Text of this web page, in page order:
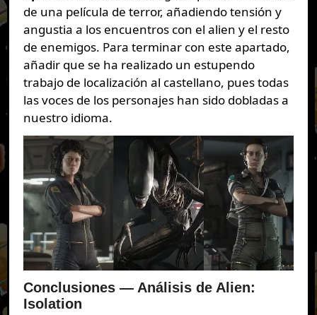
de una película de terror, añadiendo tensión y
angustia a los encuentros con el alien y el resto
de enemigos. Para terminar con este apartado,
añadir que se ha realizado un estupendo
trabajo de localización al castellano, pues todas
las voces de los personajes han sido dobladas a
nuestro idioma.
Conclusiones — Análisis de Alien:
Isolation